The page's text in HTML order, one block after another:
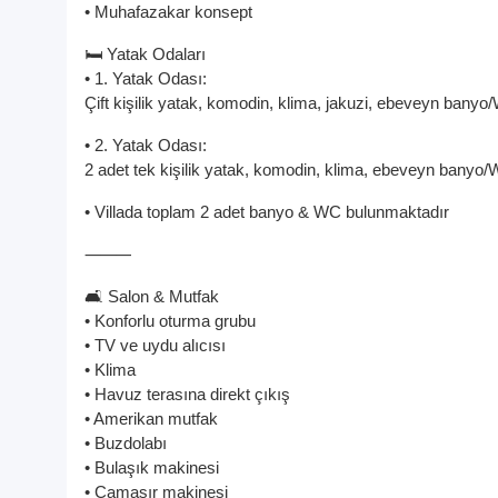
• Muhafazakar konsept
🛏️ Yatak Odaları
• 1. Yatak Odası:
Çift kişilik yatak, komodin, klima, jakuzi, ebeveyn banyo/
• 2. Yatak Odası:
2 adet tek kişilik yatak, komodin, klima, ebeveyn banyo/
• Villada toplam 2 adet banyo & WC bulunmaktadır
⸻
🛋️ Salon & Mutfak
• Konforlu oturma grubu
• TV ve uydu alıcısı
• Klima
• Havuz terasına direkt çıkış
• Amerikan mutfak
• Buzdolabı
• Bulaşık makinesi
• Çamaşır makinesi